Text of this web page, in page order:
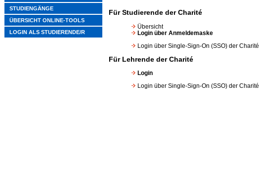
STUDIENGÄNGE
ÜBERSICHT ONLINE-TOOLS
LOGIN ALS STUDIERENDE/R
Für Studierende der Charité
Übersicht
Login über Anmeldemaske
Login über Single-Sign-On (SSO) der Charité
Für Lehrende der Charité
Login
Login über Single-Sign-On (SSO) der Charité